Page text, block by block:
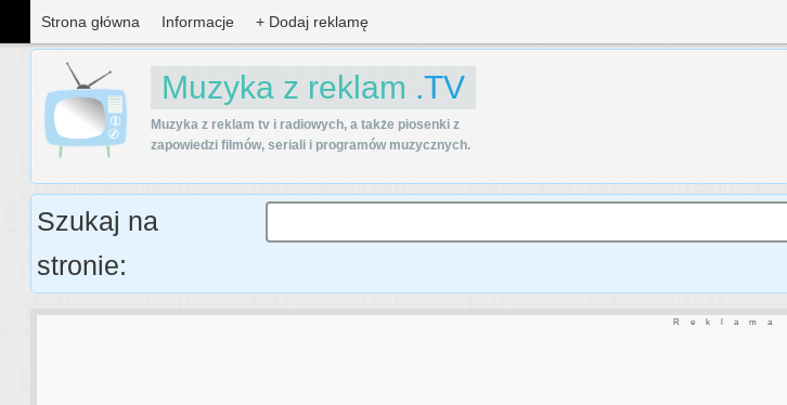
Strona główna Informacje + Dodaj reklamę
Muzyka z reklam .TV
Muzyka z reklam tv i radiowych, a także piosenki z
zapowiedzi filmów, seriali i programów muzycznych.
Szukaj na
stronie:
Reklama